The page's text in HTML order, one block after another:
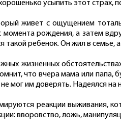
усыпить этот страх,
живет с ощущением
момента рождения, а затем
такой ребенок. Он жил в семье,
жизненных
что вчера мама или
мог им доверять. Надеялся на
реакции выживания,
вворовство, ложь,